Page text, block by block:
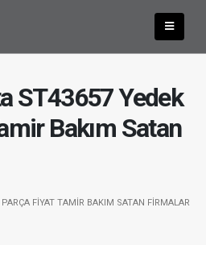
ST43657 Yedek
Bakım Satan
FIYAT TAMIR BAKIM SATAN FIRMALAR